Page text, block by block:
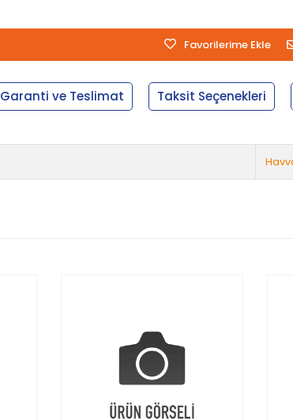
Favorilerime Ekle
Garanti ve Teslimat Taksit Seçenekleri